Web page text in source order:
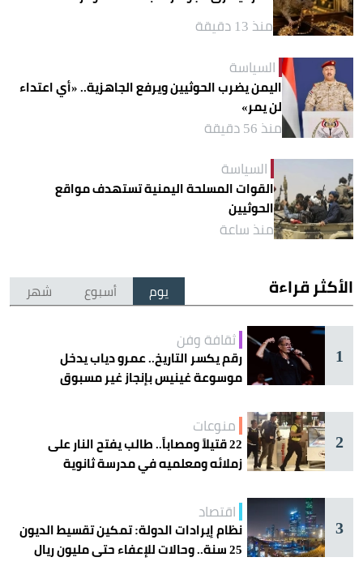
منذ 13 دقيقة
السياسة
اليمن يضرب الحوثيين ويرفع الجاهزية.. «أي اعتداء
لن يمر»
منذ 56 دقيقة
السياسة
القوات المسلحة اليمنية تستهدف مواقع
الحوثيين
منذ ساعة
الأكثر قراءة يوم أسبوع شهر
1
ثقافة وفن
رقم يكسر التاريخ.. عمرو دياب يدخل
موسوعة غينيس بإنجاز غير مسبوق
2
منوعات
22 قتيلاً ومصاباً.. طالب يفتح النار على
زملائه ومعلميه في مدرسة ثانوية
3
اقتصاد
نظام إيرادات الدولة: تمكين تقسيط الديون
25 سنة.. وحالات للإعفاء حتى مليون ريال